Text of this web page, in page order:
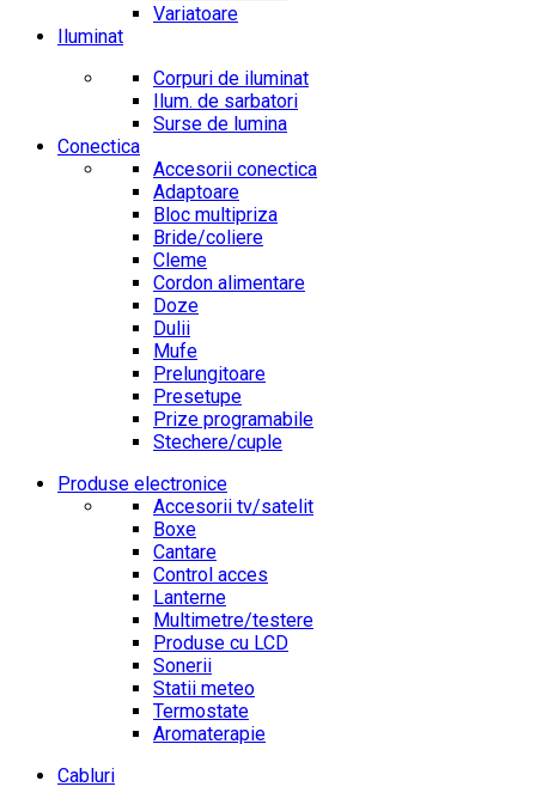
Variatoare
Iluminat
Corpuri de iluminat
Ilum. de sarbatori
Surse de lumina
Conectica
Accesorii conectica
Adaptoare
Bloc multipriza
Bride/coliere
Cleme
Cordon alimentare
Doze
Dulii
Mufe
Prelungitoare
Presetupe
Prize programabile
Stechere/cuple
Produse electronice
Accesorii tv/satelit
Boxe
Cantare
Control acces
Lanterne
Multimetre/testere
Produse cu LCD
Sonerii
Statii meteo
Termostate
Aromaterapie
Cabluri